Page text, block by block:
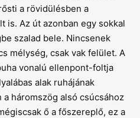
a rövidülésben a
Az út azonban egy sokkal
szalad bele. Nincsenek
mélység, csak vak felület. A
vonalú ellenpont-foltja
alak ruhájának
háromszög alsó csúcsához
ő a főszereplő, ez a